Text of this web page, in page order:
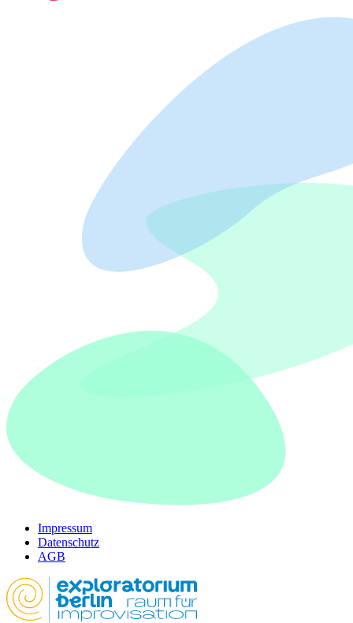
Impressum
Datenschutz
AGB